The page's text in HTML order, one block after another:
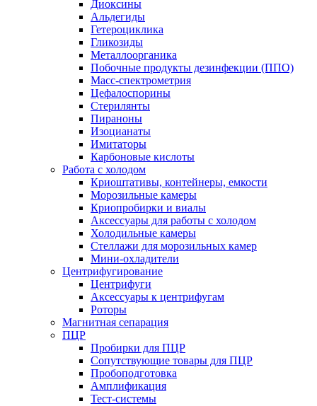
Диоксины
Альдегиды
Гетероциклика
Гликозиды
Металлоорганика
Побочные продукты дезинфекции (ППО)
Масс-спектрометрия
Цефалоспорины
Стерилянты
Пираноны
Изоцианаты
Имитаторы
Карбоновые кислоты
Работа с холодом
Криоштативы, контейнеры, емкости
Морозильные камеры
Криопробирки и виалы
Аксессуары для работы с холодом
Холодильные камеры
Стеллажи для морозильных камер
Мини-охладители
Центрифугирование
Центрифуги
Аксессуары к центрифугам
Роторы
Магнитная сепарация
ПЦР
Пробирки для ПЦР
Сопутствующие товары для ПЦР
Пробоподготовка
Амплификация
Тест-системы